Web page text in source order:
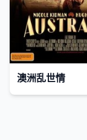
澳洲乱世情